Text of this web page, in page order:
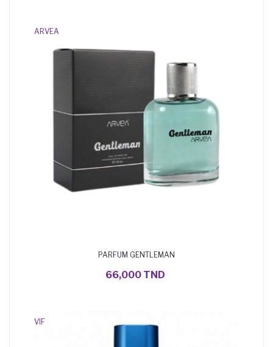
ARVEA
PARFUM GENTLEMAN
66,000 TND
VIF